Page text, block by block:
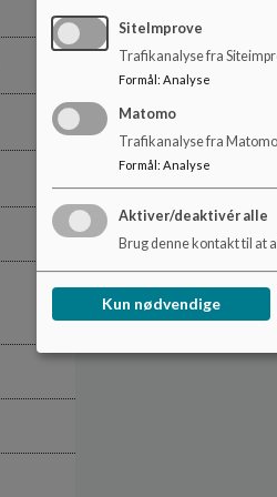
SiteImprove
Trafikanalyse fra
Formål : Analyse
Matomo
Trafikanalyse fra
Formål: Analyse
Aktiver/deaktivér alle
Brug denne kontakt til at
Kun nødvendige